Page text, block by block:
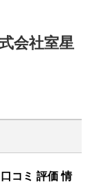
会社室星
コミ 評価 情